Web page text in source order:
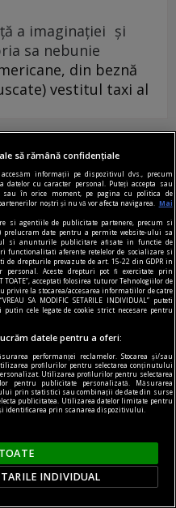
a imaginației și
sa nebunie
din beznă
vestitul taxi al
într‑o mitologie
să rămână confidențiale
informații pe dispozitivul dvs., precum
cu caracter personal. Puteți accepta sau
în orice moment, pe pagina cu politica de
noștri și nu vă vor afecta navigarea.
Mai
si agentiile de publicitate partenere, precum si
date pentru a permite website-ului sa
si anunturile publicitare afisate in functie de
functionalitati aferente retelelor de socializare si
de drepturile prevazute de art. 15-22 din GDPR in
personal. Aceste drepturi pot fi exercitate prin
TOATE”, acceptati folosirea tuturor Tehnologiilor de
privire la stocarea/accesarea informatiilor de catre
SA MODIFIC SETARILE INDIVIDUAL” puteti
cele legate de cookie strict necesare pentru
datele pentru a oferi:
performanței reclamelor. Stocarea și/sau
profilurilor pentru selectarea conținutului
Utilizarea profilurilor pentru selectarea
pentru publicitate personalizată. Măsurarea
prin statistici sau combinații de date din surse
publicitatea. Utilizarea datelor limitate pentru
identificarea prin scanarea dispozitivului.
INDIVIDUAL